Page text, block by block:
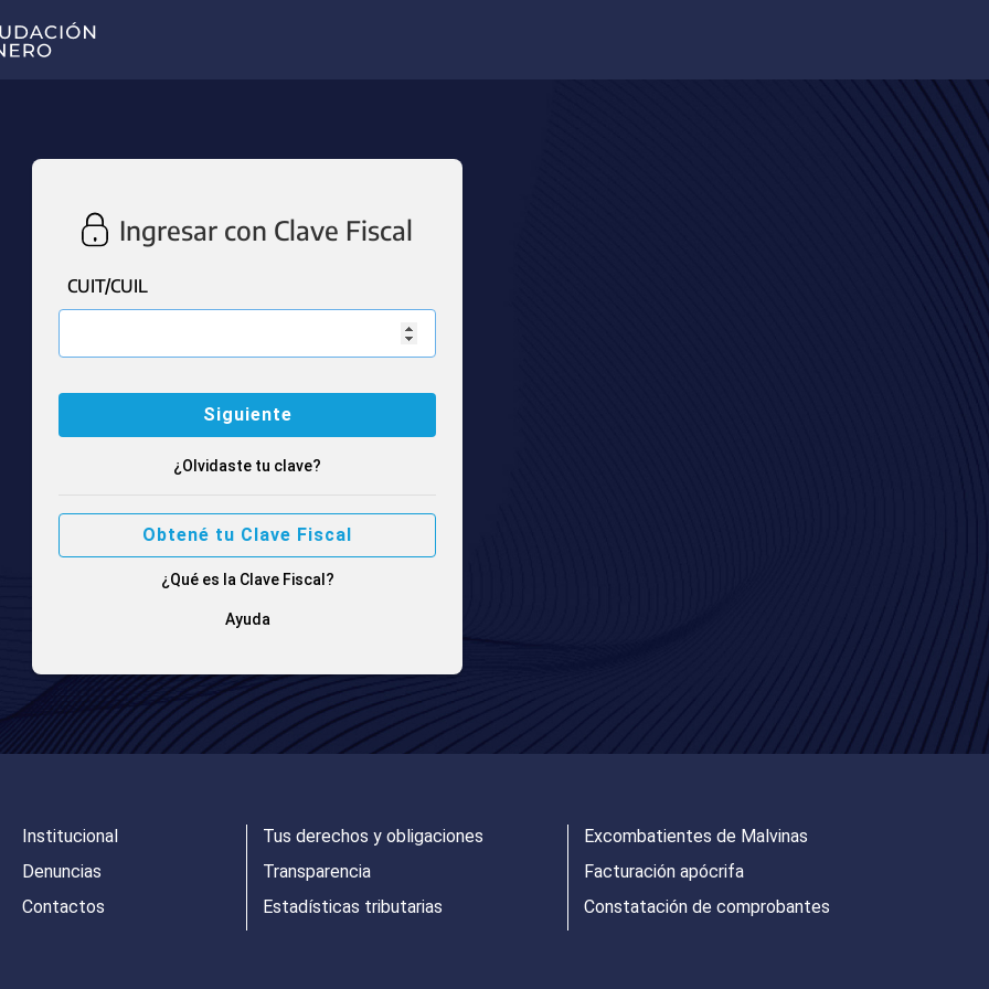
Ingresar con Clave Fiscal
CUIT/CUIL
¿Olvidaste tu clave?
Obtené tu Clave Fiscal
¿Qué es la Clave Fiscal?
Ayuda
Institucional
Denuncias
Contactos
Tus derechos y obligaciones
Transparencia
Estadísticas tributarias
Excombatientes de Malvinas
Facturación apócrifa
Constatación de comprobantes